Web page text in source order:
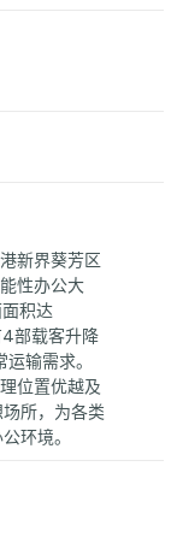
新界葵芳区
性办公大
积达
部载客升降
输需求。
位置优越及
所，为各类
环境。